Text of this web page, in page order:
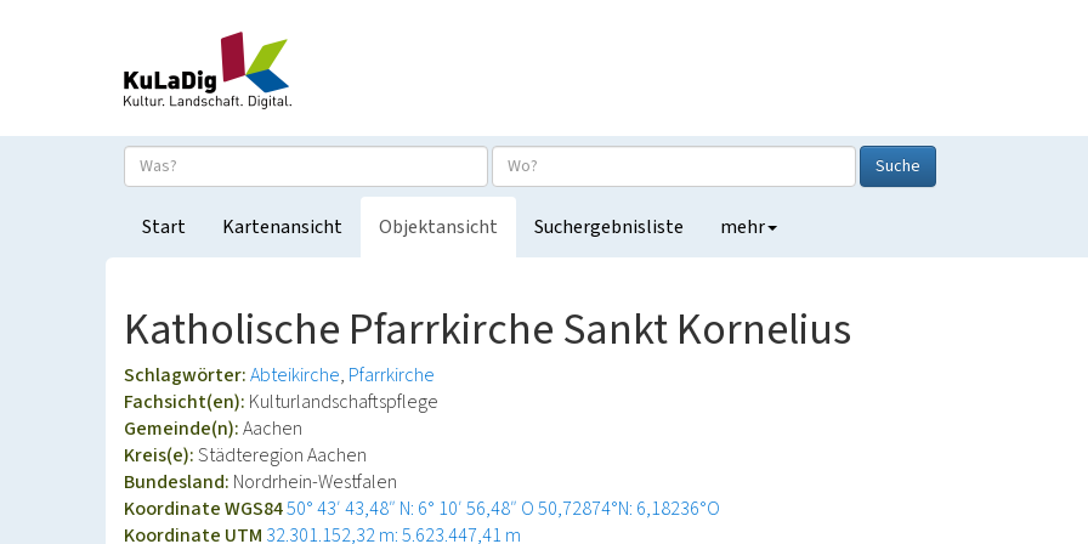
Suche
Start Kartenansicht Objektansicht Suchergebnisliste mehr
Katholische Pfarrkirche Sankt Kornelius
Schlagwörter:Abteikirche Pfarrkirche
Fachsicht(en): Kulturlandschaftspflege
Gemeinde(n):Aachen
Kreis(e):Städteregion Aachen
Bundesland: Nordrhein-Westfalen
Koordinate WGS8450° 43′ 43,48″ N: 6° 10′ 56,48″ O50,72874°N: 6,18236°O
Koordinate UTM 32.301.152,32 m: 5.623.447,41 m